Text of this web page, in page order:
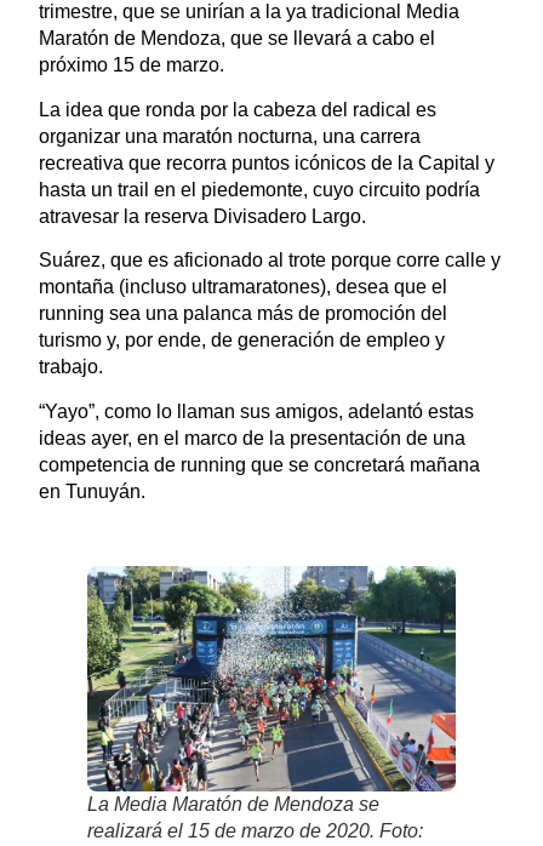
trimestre, que se unirían a la ya tradicional Media
Maratón de Mendoza, que se llevará a cabo el
próximo 15 de marzo.
La idea que ronda por la cabeza del radical es
organizar una maratón nocturna, una carrera
recreativa que recorra puntos icónicos de la Capital y
hasta un trail en el piedemonte, cuyo circuito podría
atravesar la reserva Divisadero Largo.
Suárez, que es aficionado al trote porque corre calle y
montaña (incluso ultramaratones), desea que el
running sea una palanca más de promoción del
turismo y, por ende, de generación de empleo y
trabajo.
“Yayo”, como lo llaman sus amigos, adelantó estas
ideas ayer, en el marco de la presentación de una
competencia de running que se concretará mañana
en Tunuyán.
La Media Maratón de Mendoza se
realizará el 15 de marzo de 2020. Foto: